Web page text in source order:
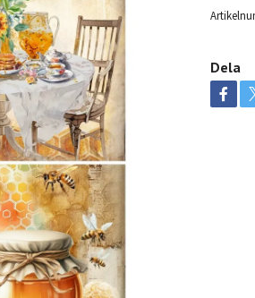
Dela